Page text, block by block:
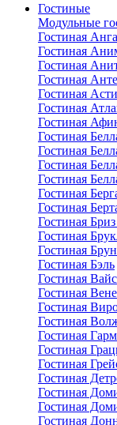
Гостиные
Модульные
Гостиная
Гостиная
Гостиная
Гостиная
Гостиная
Гостиная
Гостиная
Гостиная
Гостиная
Гостиная
Гостиная
Гостиная
Гостиная
Гостиная
Гостиная
Гостиная
Гостиная Бэль
Гостиная Вайс
Гостиная
Гостиная
Гостиная
Гостиная
Гостиная
Гостиная
Гостиная
Гостиная
Гостиная
Гостиная